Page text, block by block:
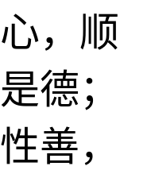
，顺
德；
善，